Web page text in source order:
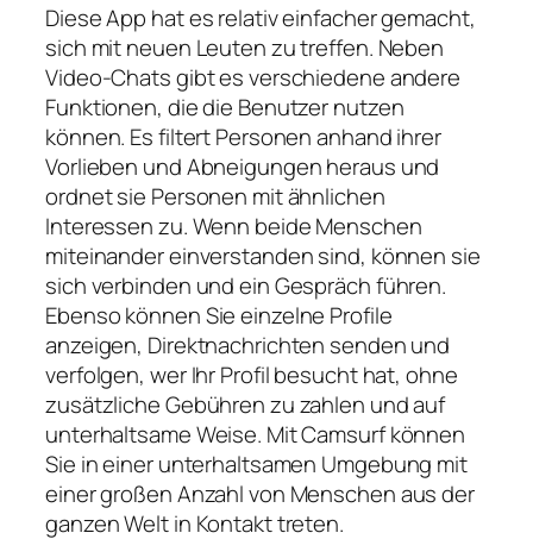
Diese App hat es relativ einfacher gemacht,
sich mit neuen Leuten zu treffen. Neben
Video-Chats gibt es verschiedene andere
Funktionen, die die Benutzer nutzen
können. Es filtert Personen anhand ihrer
Vorlieben und Abneigungen heraus und
ordnet sie Personen mit ähnlichen
Interessen zu. Wenn beide Menschen
miteinander einverstanden sind, können sie
sich verbinden und ein Gespräch führen.
Ebenso können Sie einzelne Profile
anzeigen, Direktnachrichten senden und
verfolgen, wer Ihr Profil besucht hat, ohne
zusätzliche Gebühren zu zahlen und auf
unterhaltsame Weise. Mit Camsurf können
Sie in einer unterhaltsamen Umgebung mit
einer großen Anzahl von Menschen aus der
ganzen Welt in Kontakt treten.